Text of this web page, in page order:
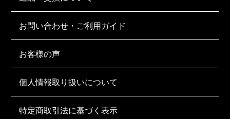
お問い合わせ・ご利用ガイド
お客様の声
個人情報取り扱いについて
特定商取引法に基づく表示